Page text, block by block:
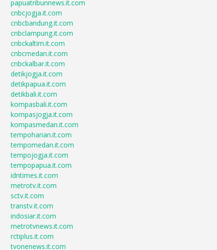
papuatribunnews.it.com
cnbcjogja.it.com
cnbcbandung.it.com
cnbclampung.it.com
cnbckaltim.it.com
cnbcmedan.it.com
cnbckalbar.it.com
detikjogja.it.com
detikpapua.it.com
detikbali.it.com
kompasbali.it.com
kompasjogja.it.com
kompasmedan.it.com
tempoharian.it.com
tempomedan.it.com
tempojogja.it.com
tempopapua.it.com
idntimes.it.com
metrotv.it.com
sctv.it.com
transtv.it.com
indosiar.it.com
metrotvnews.it.com
rctiplus.it.com
tvonenews.it.com